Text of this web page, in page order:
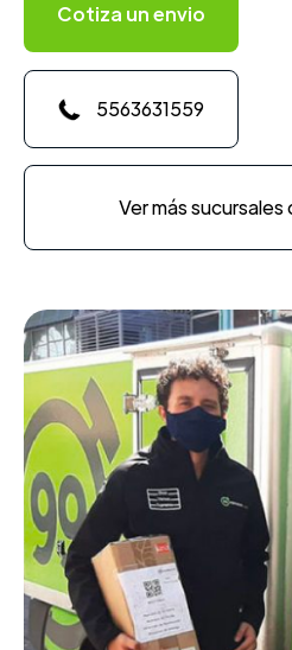
Cotiza un envio
5563631559
Ver más sucursales